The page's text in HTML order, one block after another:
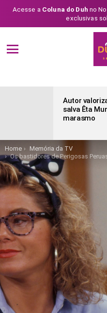
Acesse a Coluna do Duh no
exclusivas
Autor
salva Êta
marasmo
You are here:
Home
Memória da TV
Os bastidores de Perigosas